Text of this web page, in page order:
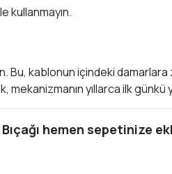
kullanmayın.
Bu, kablonun içindeki
yıllarca ilk günkü
hemen sepetinize